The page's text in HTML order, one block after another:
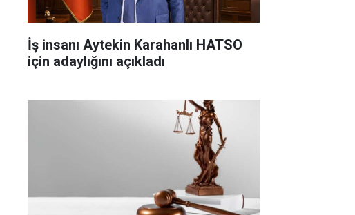
İş insanı Aytekin Karahanlı HATSO
için adaylığını açıkladı